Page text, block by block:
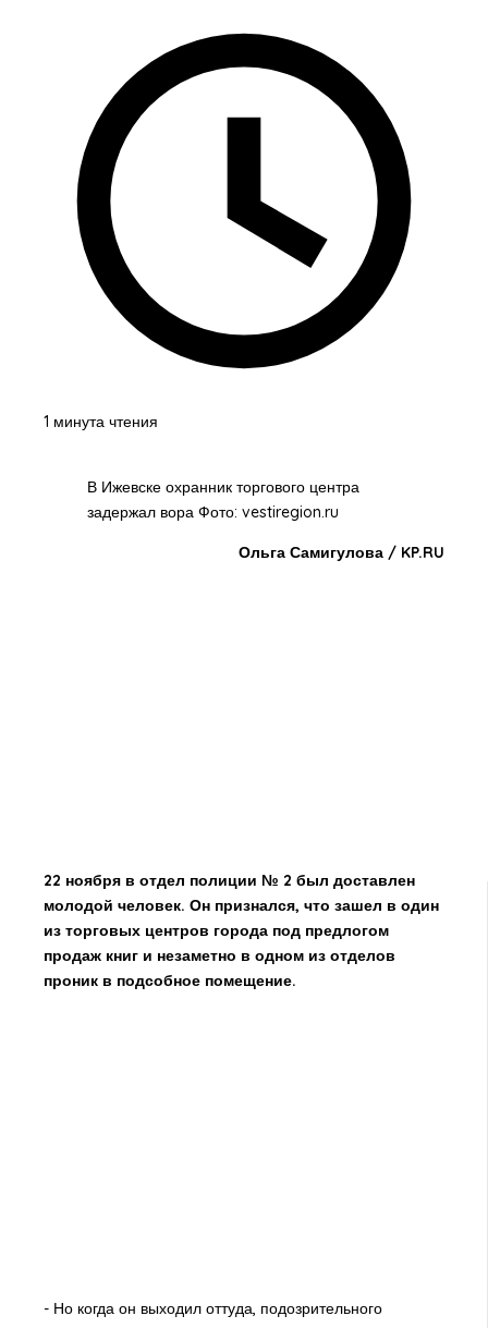
1 минута чтения
В Ижевске охранник торгового центра
задержал вора Фото: vestiregion.ru
Ольга Самигулова / KP.RU
22 ноября в отдел полиции № 2 был доставлен
молодой человек. Он признался, что зашел в один
из торговых центров города под предлогом
продаж книг и незаметно в одном из отделов
проник в подсобное помещение.
- Но когда он выходил оттуда, подозрительного